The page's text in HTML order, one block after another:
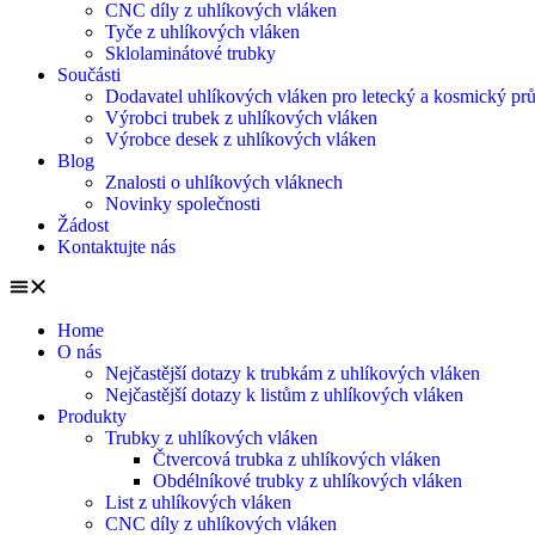
CNC díly z uhlíkových vláken
Tyče z uhlíkových vláken
Sklolaminátové trubky
Součásti
Dodavatel uhlíkových vláken pro letecký a kosmický
Výrobci trubek z uhlíkových vláken
Výrobce desek z uhlíkových vláken
Blog
Znalosti o uhlíkových vláknech
Novinky společnosti
Žádost
Kontaktujte nás
Home
O nás
Nejčastější dotazy k trubkám z uhlíkových vláken
Nejčastější dotazy k listům z uhlíkových vláken
Produkty
Trubky z uhlíkových vláken
Čtvercová trubka z uhlíkových vláken
Obdélníkové trubky z uhlíkových vláken
List z uhlíkových vláken
CNC díly z uhlíkových vláken